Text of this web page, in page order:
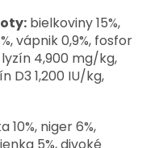
bielkoviny 15%,
vápnik 0,9%, fosfor
4,900 mg/kg,
D3 1,200 IU/kg,
10%, niger 6%,
5%, divoké